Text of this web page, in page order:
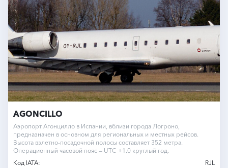
AGONCILLO
Аэропорт Агонцилло в Испании, вблизи города Логроно,
предназначен в основном для региональных и местных рейсов.
Высота взлетно-посадочной полосы составляет 352 метра.
Операционный часовой пояс — UTC +1.0 круглый год.
Код IATA:
RJL